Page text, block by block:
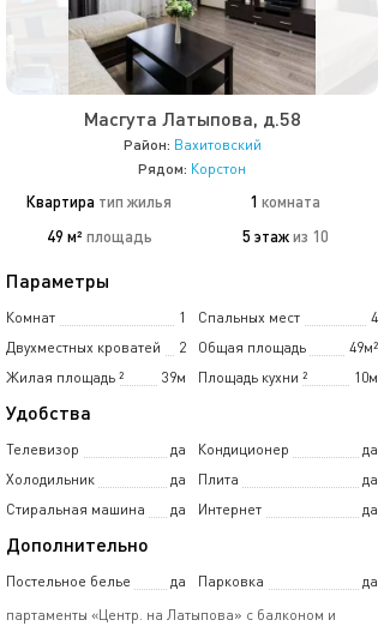
Масгута Латыпова, д.58
Район: Вахитовский
Рядом: Корстон
Квартира тип жилья 1 комната
49 м² площадь 5 этаж из 10
Параметры
Комнат 1 Спальных мест
4
Двухместных кроватей
2 Общая площадь
49м²
Жилая площадь
39м
² Площадь кухни 10м
²
Удобства
Телевизор да Кондиционер
да
Холодильник
да Плита
да
Стиральная машина
да Интернет да
Дополнительно
Постельное белье да Парковка
да
партаменты «Центр. на Латыпова» с балконом и